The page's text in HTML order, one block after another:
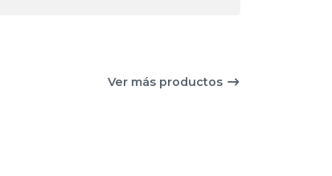
Ver más productos